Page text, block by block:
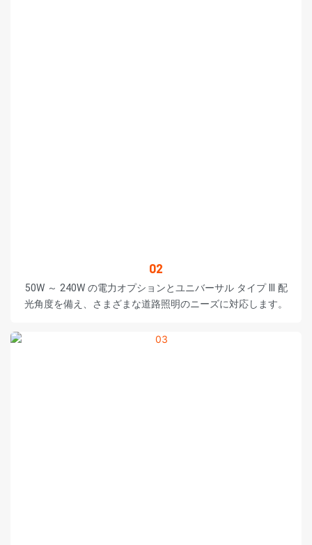
02
50W ～ 240W の電力オプションとユニバーサル タイプ III 配
光角度を備え、さまざまな道路照明のニーズに対応します。